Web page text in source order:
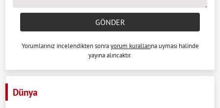
GÖNDER
Yorumlarınız incelendikten sonrayorum kurallarına uyması halinde
yayına alıncaktır.
Dünya